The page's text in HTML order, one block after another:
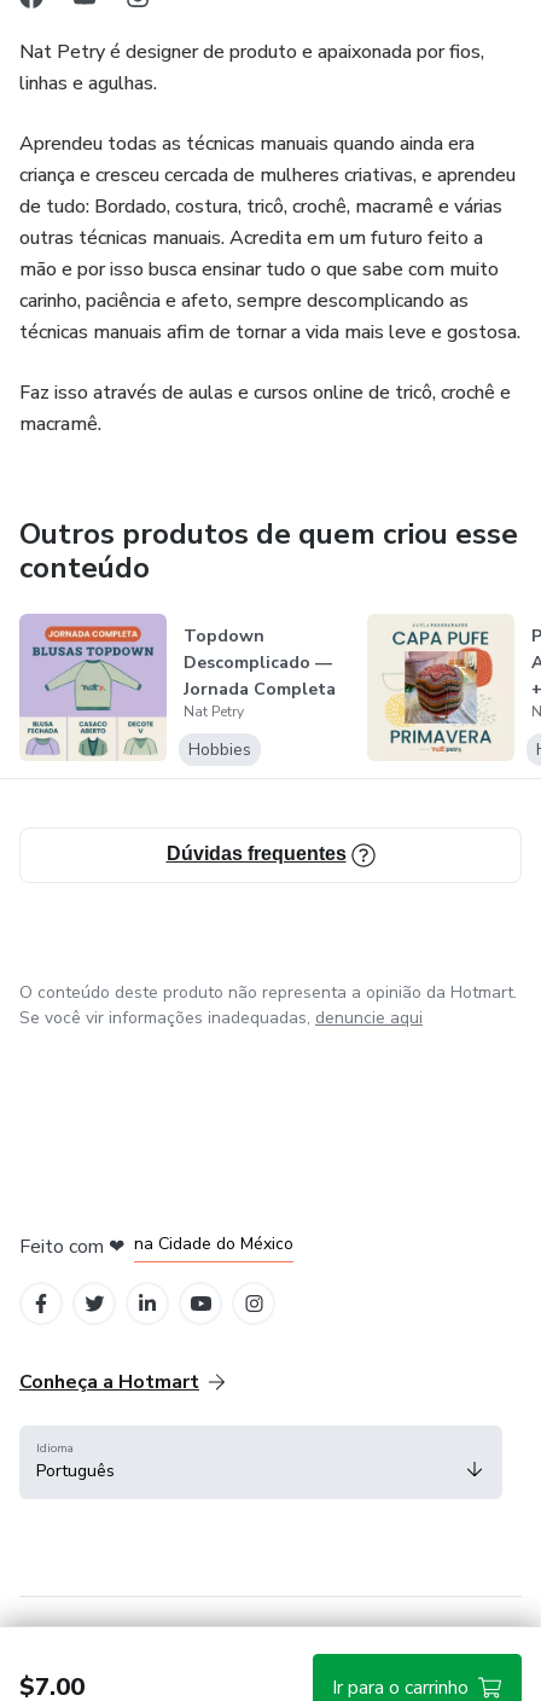
Nat Petry é designer de produto e apaixonada por fios,
linhas e agulhas.
Aprendeu todas as técnicas manuais quando ainda era
criança e cresceu cercada de mulheres criativas, e aprendeu
de tudo: Bordado, costura, tricô, crochê, macramê e várias
outras técnicas manuais. Acredita em um futuro feito a
mão e por isso busca ensinar tudo o que sabe com muito
carinho, paciência e afeto, sempre descomplicando as
técnicas manuais afim de tornar a vida mais leve e gostosa.
Faz isso através de aulas e cursos online de tricô, crochê e
macramê.
Outros produtos de quem criou esse
conteúdo
Topdown
Descomplicado —
Jornada Completa
Nat Petry
Hobbies
Dúvidas frequentes
$7.00 Ir para o carrinho
O conteúdo deste produto não representa a opinião da Hotmart.
Se você vir informações inadequadas, denuncie aqui
Feito com ❤ na Cidade do México
Conheça a Hotmart
Idioma
Português